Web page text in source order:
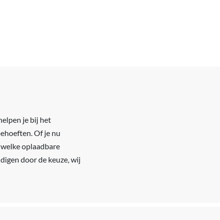
je bij het
Of je nu
oplaadbare
door de keuze, wij